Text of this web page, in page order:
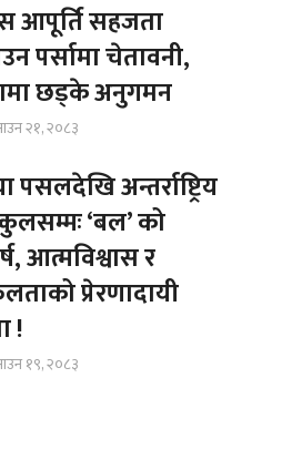
आपूर्ति सहजता
पर्सामा चेतावनी,
छड्के अनुगमन
२१, २०८३
पसलदेखि अन्तर्राष्ट्रिय
‘बल’ को
आत्मविश्वास र
प्रेरणादायी
!
१९, २०८३